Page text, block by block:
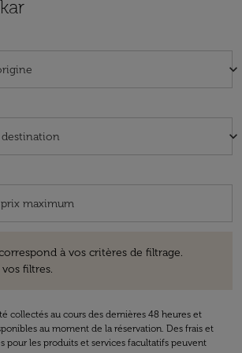
keyboard_arrow_down
keyboard_arrow_down
à vos critères de filtrage.
filtres.
collectés au cours des dernières 48 heures et
au moment de la réservation. Des frais et
pour les produits et services facultatifs peuvent